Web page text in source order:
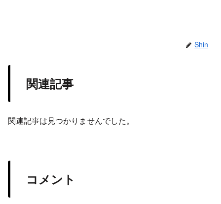
Shin
関連記事
関連記事は見つかりませんでした。
コメント